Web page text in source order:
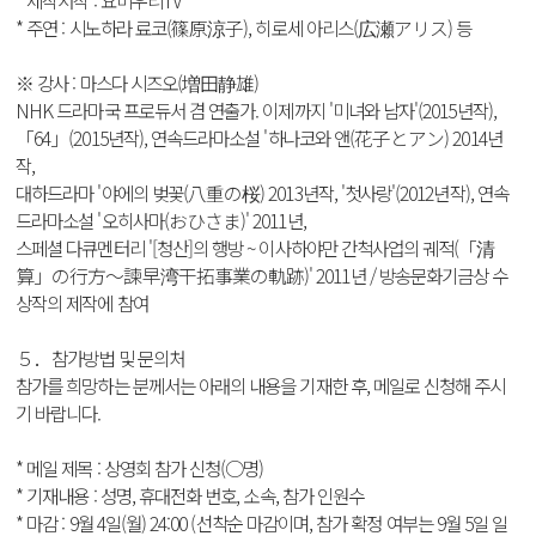
* 주연 : 시노하라 료코(篠原涼子), 히로세 아리스(広瀬アリス) 등
※ 강사 : 마스다 시즈오(増田静雄)
NHK 드라마국 프로듀서 겸 연출가. 이제까지 '미녀와 남자'(2015년작),
「64」(2015년작), 연속드라마소설 '하나코와 앤(花子とアン) 2014년
작,
대하드라마 '야에의 벚꽃(八重の桜) 2013년작, '첫사랑'(2012년작), 연속
드라마소설 '오히사마(おひさま)' 2011년,
스페셜 다큐멘터리 '[청산]의 행방 ~ 이사하야만 간척사업의 궤적(「清
算」の行方～諫早湾干拓事業の軌跡)' 2011년 / 방송문화기금상 수
상작의 제작에 참여
５．참가방법 및 문의처
참가를 희망하는 분께서는 아래의 내용을 기재한 후, 메일로 신청해 주시
기 바랍니다.
* 메일 제목 : 상영회 참가 신청(○명)
* 기재내용 : 성명, 휴대전화 번호, 소속, 참가 인원수
* 마감 : 9월 4일(월) 24:00 (선착순 마감이며, 참가 확정 여부는 9월 5일 일